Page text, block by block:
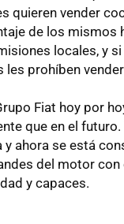
quieren vender
de los mismos
locales, y si
les prohíben
Fiat hoy por
que en el futuro.
y ahora se está
del motor con
y capaces.